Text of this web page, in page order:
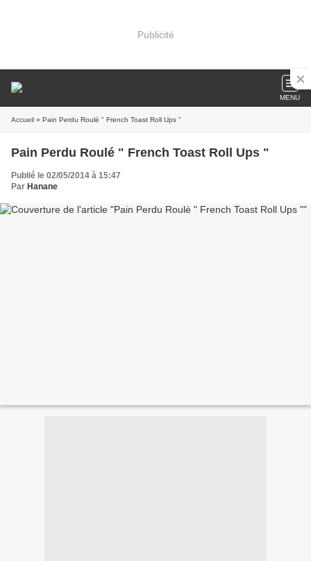
Publicité
MENU
Accueil » Pain Perdu Roulé " French Toast Roll Ups "
Pain Perdu Roulé " French Toast Roll Ups "
Publié le 02/05/2014 à 15:47
Par Hanane